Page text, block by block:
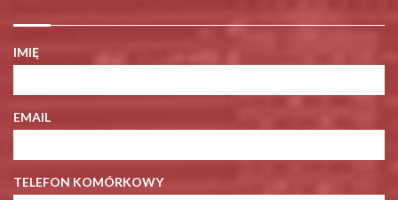
IMIĘ
EMAIL
TELEFON KOMÓRKOWY